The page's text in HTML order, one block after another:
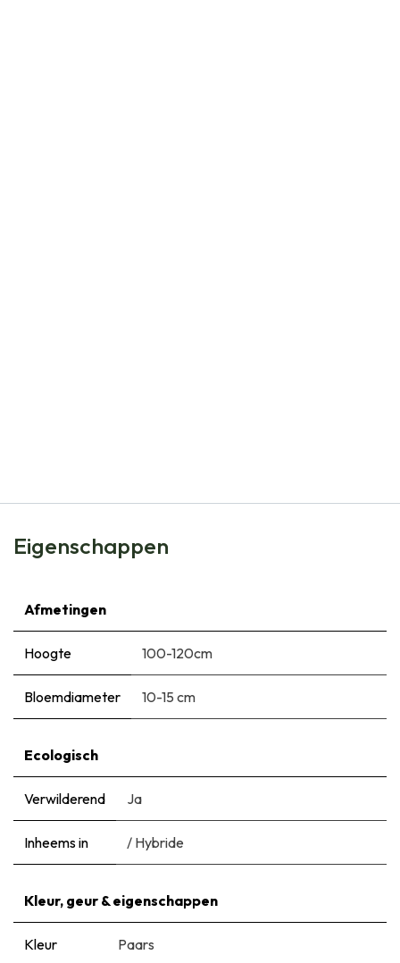
Eigenschappen
Afmetingen
Hoogte 100-120cm
Bloemdiameter 10-15 cm
Ecologisch
Verwilderend Ja
Inheems in / Hybride
Kleur, geur & eigenschappen
Kleur Paars